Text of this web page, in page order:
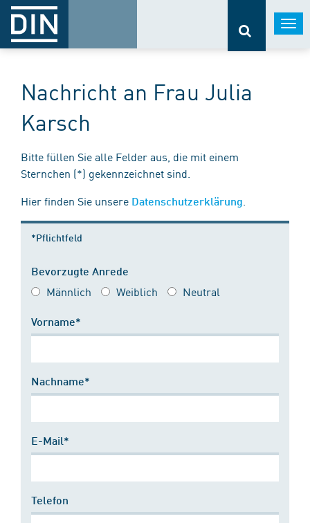
Nachricht an Frau Julia
Karsch
Bitte füllen Sie alle Felder aus, die mit einem
Sternchen (*) gekennzeichnet sind.
Hier finden Sie unsere Datenschutzerklärung
*Pflichtfeld
Bevorzugte Anrede
Männlich Weiblich Neutral
Vorname*
Nachname*
E-Mail*
Telefon